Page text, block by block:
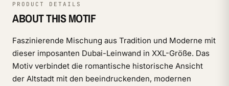
PRODUCT DETAILS
ABOUT THIS MOTIF
Faszinierende Mischung aus Tradition und Moderne mit
dieser imposanten Dubai-Leinwand in XXL-Größe. Das
Motiv verbindet die romantische historische Ansicht
der Altstadt mit den beeindruckenden, modernen